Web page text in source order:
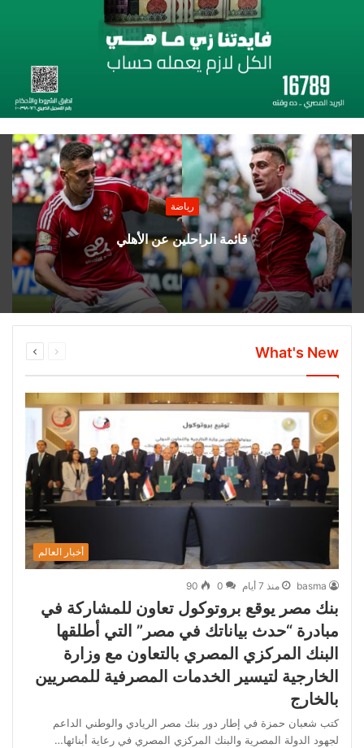
رياضة
قائمة الراحلين عن الأهلي
What's New الصفحةالصفحة
أخبار العالم
basma منذ 7 أيام 0
90
بنك مصر يوقع بروتوكول تعاون للمشاركة في
مبادرة “حدث بياناتك في مصر” التي أطلقها
البنك المركزي المصري بالتعاون مع وزارة
الخارجية لتيسير الخدمات المصرفية للمصريين
بالخارج
كتب شعبان حمزة في إطار دور بنك مصر الريادي والوطني الداعم
لجهود الدولة المصرية والبنك المركزي المصري في رعاية أبنائها…